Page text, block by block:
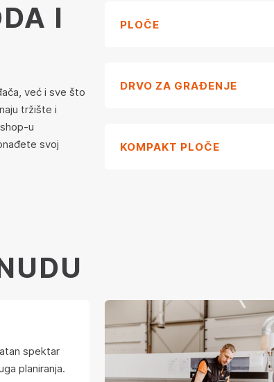
I
već i sve što
tržište i
u
svoj
PLOČE
DRVO ZA GRAĐENJE
KOMPAKT PLOČE
spektar
planiranja.